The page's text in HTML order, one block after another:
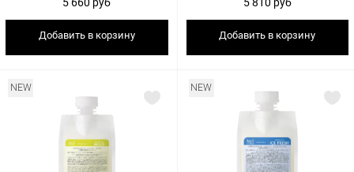
Добавить в корзину Добавить в корзину
NEW NEW